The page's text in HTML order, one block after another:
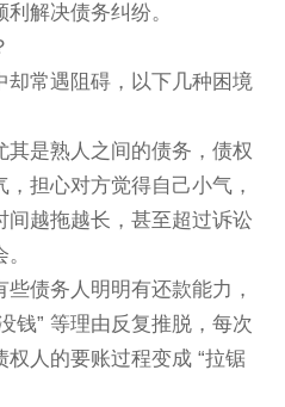
解决债务纠纷。
却常遇阻碍，以下几种困境
其是熟人之间的债务，债权
担心对方觉得自己小气，
越拖越长，甚至超过诉讼
些债务人明明有还款能力，
钱” 等理由反复推脱，每次
人的要账过程变成 “拉锯